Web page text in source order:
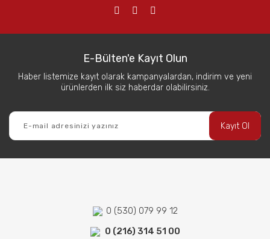
E-Bülten'e Kayıt Olun
Haber listemize kayıt olarak kampanyalardan, indirim ve yeni
ürünlerden ilk siz haberdar olabilirsiniz.
Kayıt Ol
0 (530) 079 99 12
0 (216) 314 51 00